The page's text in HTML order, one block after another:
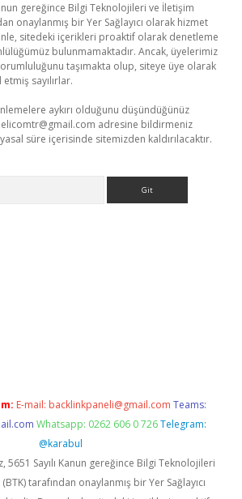
gereğince Bilgi Teknolojileri ve İletişim
onaylanmış bir Yer Sağlayıcı olarak hizmet
sitedeki içerikleri proaktif olarak denetleme
bulunmamaktadır. Ancak, üyelerimiz
taşımakta olup, siteye üye olarak
sayılırlar.
aykırı olduğunu düşündüğünüz
adresine bildirmeniz
süre içerisinde sitemizden kaldırılacaktır.
E-mail: backlinkpaneli@gmail.com Teams:
Whatsapp: 0262 606 0 726 Telegram:
@karabul
5651 Sayılı Kanun gereğince Bilgi Teknolojileri
tarafından onaylanmış bir Yer Sağlayıcı